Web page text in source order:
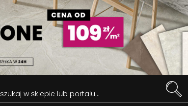
szukaj w sklepie lub portalu...